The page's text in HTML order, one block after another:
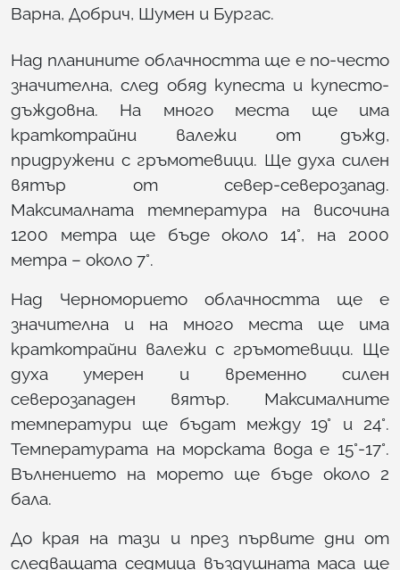
Варна, Добрич, Шумен и Бургас.
Над планините облачността ще е по-често
значителна, след обяд купеста и купесто-
дъждовна. На много места ще има
краткотрайни валежи от дъжд,
придружени с гръмотевици. Ще духа силен
вятър от север-северозапад.
Максималната температура на височина
1200 метра ще бъде около 14°, на 2000
метра – около 7°.
Над Черноморието облачността ще е
значителна и на много места ще има
краткотрайни валежи с гръмотевици. Ще
духа умерен и временно силен
северозападен вятър. Максималните
температури ще бъдат между 19° и 24°.
Температурата на морската вода е 15°-17°.
Вълнението на морето ще бъде около 2
бала.
До края на тази и през първите дни от
следващата седмица въздушната маса ще